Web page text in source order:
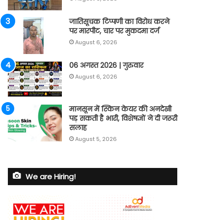
जातिसूचक टिप्पणी का विरोध करने
पर मारपीट, चार पर मुकदमा दर्ज
August 6, 2026
06 अगस्त 2026 | गुरुवार
August 6, 2026
मानसून में स्किन केयर की अनदेखी
पड़ सकती है भारी, विशेषज्ञों ने दी जरूरी
सलाह
August 5, 2026
We are Hiring!